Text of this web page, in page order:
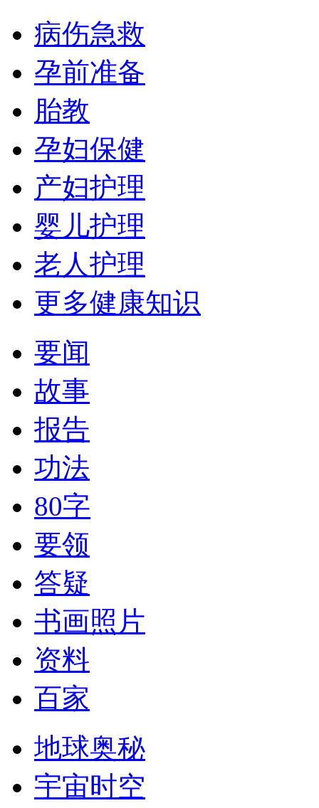
病伤急救
孕前准备
胎教
孕妇保健
产妇护理
婴儿护理
老人护理
更多健康知识
要闻
故事
报告
功法
80字
要领
答疑
书画照片
资料
百家
地球奥秘
宇宙时空